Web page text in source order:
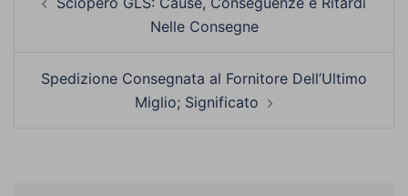
articolo
Nelle Consegne
Spedizione Consegnata al Fornitore Dell’Ultimo
Miglio; Significato